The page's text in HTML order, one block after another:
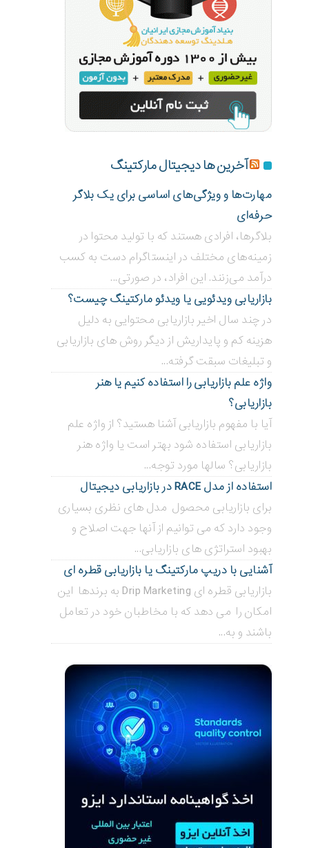
آخرین ها دیجیتال مارکتینگ
مهارت‌ها و ویژگی‌های اساسی برای یک بلاگر
حرفه‌ای
بلاگر‌ها، افرادی هستند که با تولید محتوا در
زمینه‌های مختلف در اینستاگرام دست به کسب
درآمد می‌زنند. این افراد، در صورتی...
بازاریابی ویدئویی ‌یا ویدئو مارکتینگ چیست؟
در چند سال اخیر بازاریابی محتوایی به دلیل
هزینه کم و پایداریش از دیگر روش های بازاریابی
و تبلیغات سبقت گرفته...
واژه علم بازاریابی را استفاده کنیم یا هنر
بازاریابی؟
آیا با مفهوم بازاریابی آشنا هستید؟ از واژه علم
بازاریابی استفاده شود بهتر است یا واژه هنر
بازاریابی؟ سالها مورد توجه...
استفاده از مدل RACE در بازاریابی دیجیتال
برای بازاریابی محصول مدل های نظری بسیاری
وجود دارد که می توانیم از آنها جهت اصلاح و
بهبود استراتژی های بازاریابی...
آشنایی با دریپ مارکتینگ یا بازاریابی قطره ای
بازاریابی قطره ای Drip Marketing به برندها این
امکان را می دهد که با مخاطبان خود در تعامل
باشند و به...